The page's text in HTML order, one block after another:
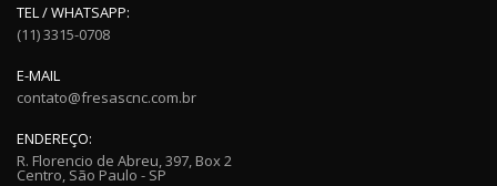
TEL / WHATSAPP:
(11) 3315-0708
E-MAIL
contato@fresascnc.com.br
ENDEREÇO:
R. Florencio de Abreu, 397, Box 2
Centro, São Paulo - SP